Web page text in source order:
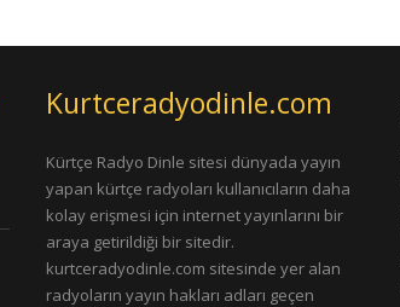
Kurtceradyodinle.com
Kürtçe Radyo Dinle sitesi dünyada yayın
yapan kürtçe radyoları kullanıcıların daha
kolay erişmesi için internet yayınlarını bir
araya getirildiği bir sitedir.
kurtceradyodinle.com sitesinde yer alan
radyoların yayın hakları adları geçen